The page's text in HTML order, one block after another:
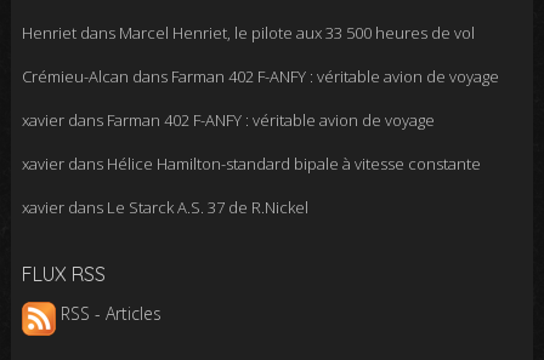
Henrietdans Marcel Henriet, le pilote aux 33 500 heures de vol
Crémieu-Alcan dans Farman 402 F-ANFY : véritable avion de voyage
xavierdans Farman 402 F-ANFY : véritable avion de voyage
xavierdans Hélice Hamilton-standard bipale à vitesse constante
xavierdans Le Starck A.S. 37 de R.Nickel
FLUX RSS
RSS - Articles